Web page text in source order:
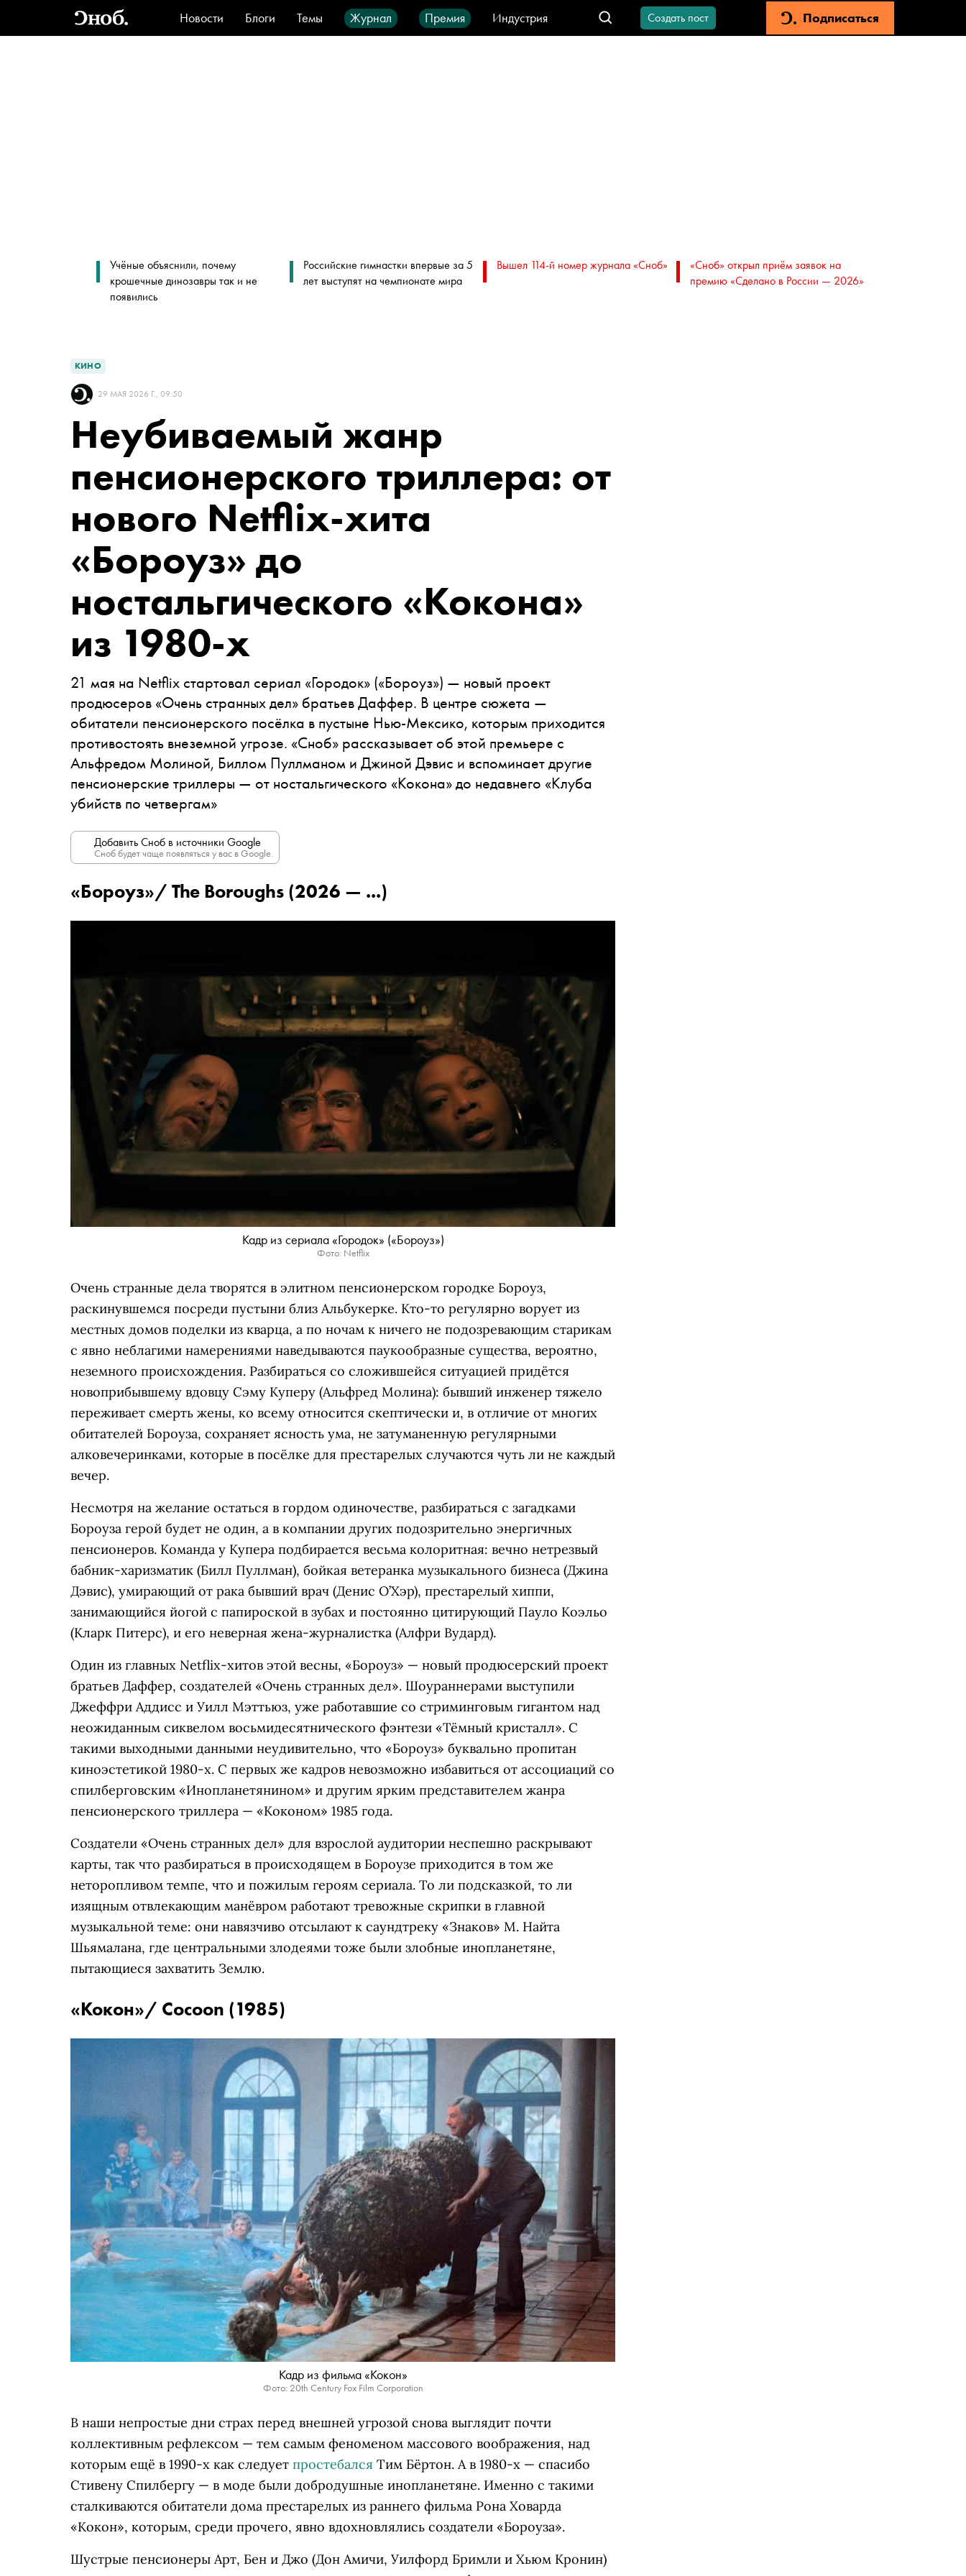
Новости Блоги Темы Журнал Премия
Индустрия
Стиль
Видео Город IT-продукты
Создать пост Подписаться
Учёные объяснили, почему
крошечные динозавры так и не
появились
Российские гимнастки впервые за 5
лет выступят на чемпионате мира
Вышел 114-й номер журнала «Сноб»
«Сноб» открыл приём заявок на
премию «Сделано в России — 2026»
КИНО
29 МАЯ 2026 Г., 09:50
Неубиваемый жанр
пенсионерского триллера: от
нового Netflix-хита
«Бороуз» до
ностальгического «Кокона»
из 1980-х
21 мая на Netflix стартовал сериал «Городок» («Бороуз») — новый проект
продюсеров «Очень странных дел» братьев Даффер. В центре сюжета —
обитатели пенсионерского посёлка в пустыне Нью-Мексико, которым приходится
противостоять внеземной угрозе. «Сноб» рассказывает об этой премьере с
Альфредом Молиной, Биллом Пуллманом и Джиной Дэвис и вспоминает другие
пенсионерские триллеры — от ностальгического «Кокона» до недавнего «Клуба
убийств по четвергам»
Добавить Сноб в источники Google
Сноб будет чаще появляться у вас в Google.
«Бороуз»/ The Boroughs (2026 — ...)
Кадр из сериала «Городок» («Бороуз»)
Фото: Netflix
Очень странные дела творятся в элитном пенсионерском городке Бороуз,
раскинувшемся посреди пустыни близ Альбукерке. Кто-то регулярно ворует из
местных домов поделки из кварца, а по ночам к ничего не подозревающим старикам
с явно неблагими намерениями наведываются паукообразные существа, вероятно,
неземного происхождения. Разбираться со сложившейся ситуацией придётся
новоприбывшему вдовцу Сэму Куперу (Альфред Молина): бывший инженер тяжело
переживает смерть жены, ко всему относится скептически и, в отличие от многих
обитателей Бороуза, сохраняет ясность ума, не затуманенную регулярными
алковечеринками, которые в посёлке для престарелых случаются чуть ли не каждый
вечер.
Несмотря на желание остаться в гордом одиночестве, разбираться с загадками
Бороуза герой будет не один, а в компании других подозрительно энергичных
пенсионеров. Команда у Купера подбирается весьма колоритная: вечно нетрезвый
бабник-харизматик (Билл Пуллман), бойкая ветеранка музыкального бизнеса (Джина
Дэвис), умирающий от рака бывший врач (Денис О’Хэр), престарелый хиппи,
занимающийся йогой с папироской в зубах и постоянно цитирующий Пауло Коэльо
(Кларк Питерс), и его неверная жена-журналистка (Алфри Вудард).
Один из главных Netflix-хитов этой весны, «Бороуз» — новый продюсерский проект
братьев Даффер, создателей «Очень странных дел». Шоураннерами выступили
Джеффри Аддисс и Уилл Мэттьюз, уже работавшие со стриминговым гигантом над
неожиданным сиквелом восьмидесятнического фэнтези «Тёмный кристалл». С
такими выходными данными неудивительно, что «Бороуз» буквально пропитан
киноэстетикой 1980-х. С первых же кадров невозможно избавиться от ассоциаций со
спилберговским «Инопланетянином» и другим ярким представителем жанра
пенсионерского триллера — «Коконом» 1985 года.
Создатели «Очень странных дел» для взрослой аудитории неспешно раскрывают
карты, так что разбираться в происходящем в Бороузе приходится в том же
неторопливом темпе, что и пожилым героям сериала. То ли подсказкой, то ли
изящным отвлекающим манёвром работают тревожные скрипки в главной
музыкальной теме: они навязчиво отсылают к саундтреку «Знаков» М. Найта
Шьямалана, где центральными злодеями тоже были злобные инопланетяне,
пытающиеся захватить Землю.
«Кокон»/ Cocoon (1985)
Кадр из фильма «Кокон»
Фото: 20th Century Fox Film Corporation
В наши непростые дни страх перед внешней угрозой снова выглядит почти
коллективным рефлексом — тем самым феноменом массового воображения, над
которым ещё в 1990-х как следует простебался Тим Бёртон. А в 1980-х — спасибо
Стивену Спилбергу — в моде были добродушные инопланетяне. Именно с такими
сталкиваются обитатели дома престарелых из раннего фильма Рона Ховарда
«Кокон», которым, среди прочего, явно вдохновлялись создатели «Бороуза».
Шустрые пенсионеры Арт, Бен и Джо (Дон Амичи, Уилфорд Бримли и Хьюм Кронин)